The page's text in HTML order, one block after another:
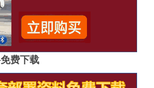
费下载